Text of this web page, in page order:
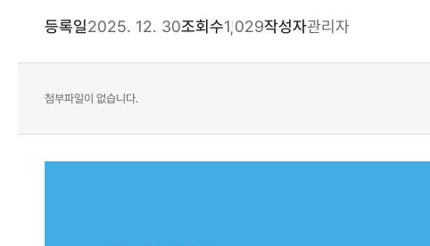
등록일2025. 12. 30조회수1,029작성자관리자
첨부파일이 없습니다.